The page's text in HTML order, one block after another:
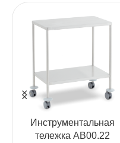
Инструментальная
тележка AB00.22